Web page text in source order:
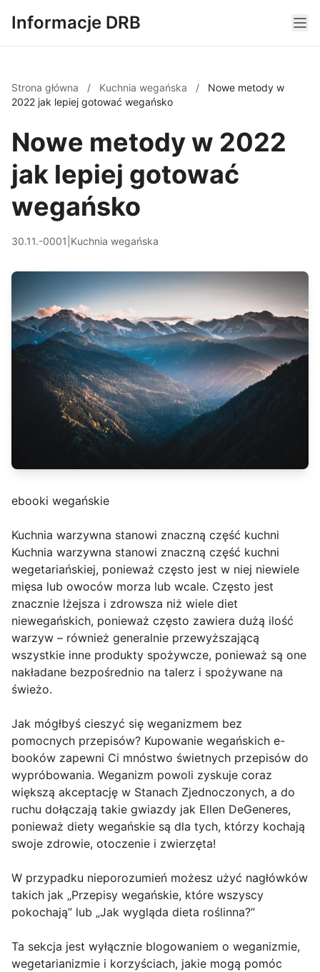
Informacje DRB
Strona główna / Kuchnia wegańska /
Nowe metody w
2022 jak lepiej gotować wegańsko
Nowe metody w 2022
jak lepiej gotować
wegańsko
30.11.-0001 Kuchnia wegańska
ebooki wegańskie
Kuchnia warzywna stanowi znaczną część kuchni
Kuchnia warzywna stanowi znaczną część kuchni
wegetariańskiej, ponieważ często jest w niej niewiele
mięsa lub owoców morza lub wcale. Często jest
znacznie lżejsza i zdrowsza niż wiele diet
niewegańskich, ponieważ często zawiera dużą ilość
warzyw – również generalnie przewyższającą
wszystkie inne produkty spożywcze, ponieważ są one
nakładane bezpośrednio na talerz i spożywane na
świeżo.
Jak mógłbyś cieszyć się weganizmem bez
pomocnych przepisów? Kupowanie wegańskich e-
booków zapewni Ci mnóstwo świetnych przepisów do
wypróbowania. Weganizm powoli zyskuje coraz
większą akceptację w Stanach Zjednoczonych, a do
ruchu dołączają takie gwiazdy jak Ellen DeGeneres,
ponieważ diety wegańskie są dla tych, którzy kochają
swoje zdrowie, otoczenie i zwierzęta!
W przypadku nieporozumień możesz użyć nagłówków
takich jak „Przepisy wegańskie, które wszyscy
pokochają” lub „Jak wygląda dieta roślinna?”
Ta sekcja jest wyłącznie blogowaniem o weganizmie,
wegetarianizmie i korzyściach, jakie mogą pomóc